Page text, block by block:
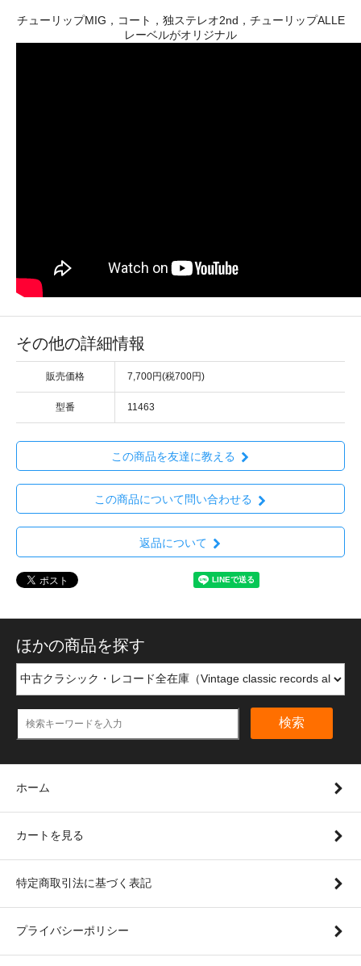
チューリップMIG，コート，独ステレオ2nd，チューリップALLE
レーベルがオリジナル
その他の詳細情報
販売価格 7,700円(税700円)
型番 11463
この商品を友達に教える
この商品について問い合わせる
返品について
ほかの商品を探す
検索
ホーム
カートを見る
特定商取引法に基づく表記
プライバシーポリシー